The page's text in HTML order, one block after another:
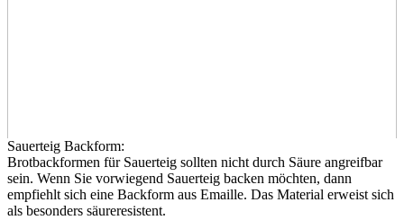
Sauerteig Backform:
Brotbackformen für Sauerteig sollten nicht durch Säure angreifbar
sein. Wenn Sie vorwiegend Sauerteig backen möchten, dann
empfiehlt sich eine Backform aus Emaille. Das Material erweist sich
als besonders säureresistent.